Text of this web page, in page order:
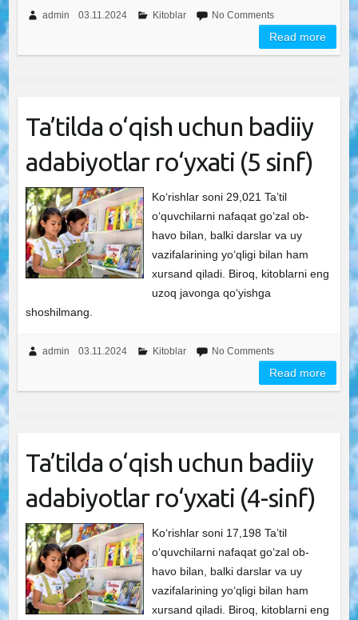
admin 03.11.2024 Kitoblar No Comments
Read more
Ta’tilda o‘qish uchun badiiy
adabiyotlar ro‘yxati (5 sinf)
Ko‘rishlar soni 29,021 Ta’til
o‘quvchilarni nafaqat go‘zal ob-
havo bilan, balki darslar va uy
vazifalarining yo‘qligi bilan ham
xursand qiladi. Biroq, kitoblarni eng
uzoq javonga qo‘yishga
shoshilmang.
admin 03.11.2024 Kitoblar No Comments
Read more
Ta’tilda o‘qish uchun badiiy
adabiyotlar ro‘yxati (4-sinf)
Ko‘rishlar soni 17,198 Ta’til
o‘quvchilarni nafaqat go‘zal ob-
havo bilan, balki darslar va uy
vazifalarining yo‘qligi bilan ham
xursand qiladi. Biroq, kitoblarni eng